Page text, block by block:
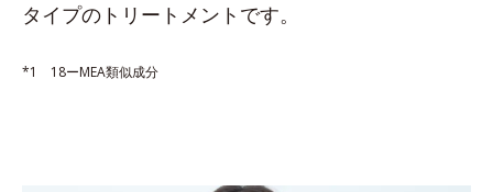
タイプのトリートメントです。
*1 18ーMEA類似成分